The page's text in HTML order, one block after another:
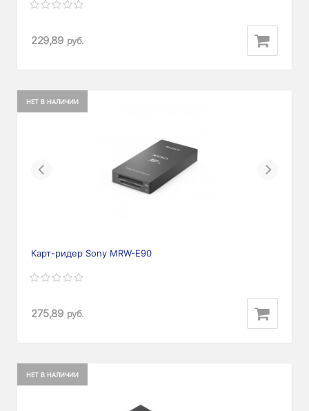
229,89 руб.
НЕТ В НАЛИЧИИ
Previous Next
Карт-ридер Sony MRW-E90
275,89 руб.
НЕТ В НАЛИЧИИ